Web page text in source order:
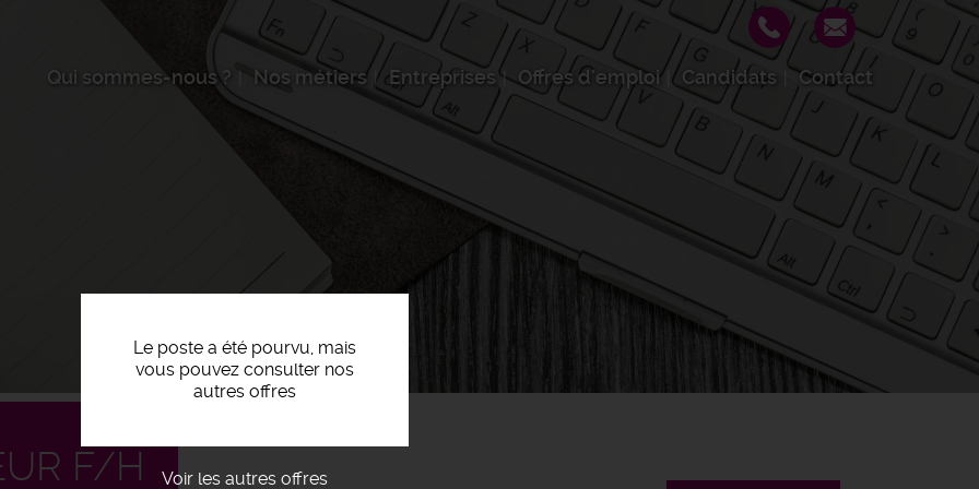
Qui sommes-nous ? Nos métiers Entreprises Offres d'emploi Candidats Contact
Le poste a été pourvu, mais
vous pouvez consulter nos
autres offres
Voir les autres offres
F/H